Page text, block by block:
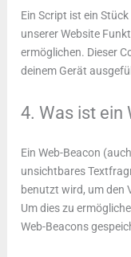
Ein Script ist ein
unserer Website
ermöglichen. Dieser
deinem Gerät
4. Was ist ein
Ein Web-Beacon
unsichtbares
benutzt wird, um den
Um dies zu
Web-Beacons